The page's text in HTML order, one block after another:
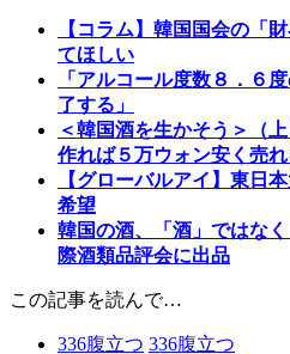
【コラム】韓国国会の「
てほしい
「アルコール度数８．６
了する」
＜韓国酒を生かそう＞（
作れば５万ウォン安く売れ
【グローバルアイ】東日
希望
韓国の酒、「酒」ではな
際酒類品評会に出品
この記事を読んで…
336腹立つ 336腹立つ